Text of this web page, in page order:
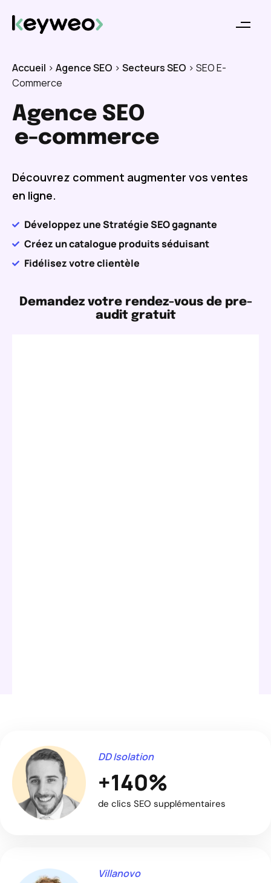
Accueil > Agence SEO > Secteurs SEO > SEO E-
Commerce
Agence SEO
e-commerce
Découvrez comment augmenter vos ventes
en ligne.
Développez une Stratégie SEO gagnante
Créez un catalogue produits séduisant
Fidélisez votre clientèle
Demandez votre rendez-vous de pre-
audit gratuit
DD Isolation
+140%
de clics SEO supplémentaires
Villanovo